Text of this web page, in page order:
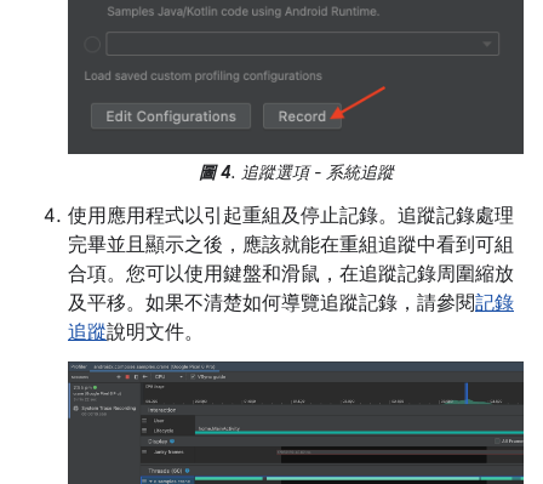
圖 4. 追蹤選項 - 系統追蹤
使用應用程式以引起重組及停止記錄。追蹤記錄處理
完畢並且顯示之後，應該就能在重組追蹤中看到可組
合項。您可以使用鍵盤和滑鼠，在追蹤記錄周圍縮放
及平移。如果不清楚如何導覽追蹤記錄，請參閱記錄
追蹤說明文件。